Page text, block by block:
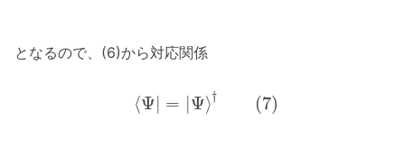
となるので、(6)から対応関係
⟨Ψ = Ψ⟩† (7)